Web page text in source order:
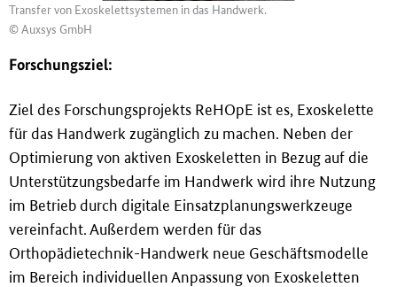
Transfer von Exoskelettsystemen in das Handwerk.
© Auxsys GmbH
Forschungsziel:
Ziel des Forschungsprojekts ReHOpE ist es, Exoskelette
für das Handwerk zugänglich zu machen. Neben der
Optimierung von aktiven Exoskeletten in Bezug auf die
Unterstützungsbedarfe im Handwerk wird ihre Nutzung
im Betrieb durch digitale Einsatzplanungswerkzeuge
vereinfacht. Außerdem werden für das
Orthopädietechnik-Handwerk neue Geschäftsmodelle
im Bereich individuellen Anpassung von Exoskeletten